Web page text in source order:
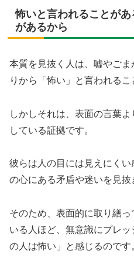
怖いと言われることが
があるから
本質を見抜く人は、嘘やご
りから「怖い」と言われるこ
しかしそれは、表面の言葉よ
している証拠です。
彼らは人の目には見えにく
の心にある矛盾や迷いを見抜
そのため、表面的に取り繕
いる人ほど、無意識にプレ
の人は怖い」と感じるのです